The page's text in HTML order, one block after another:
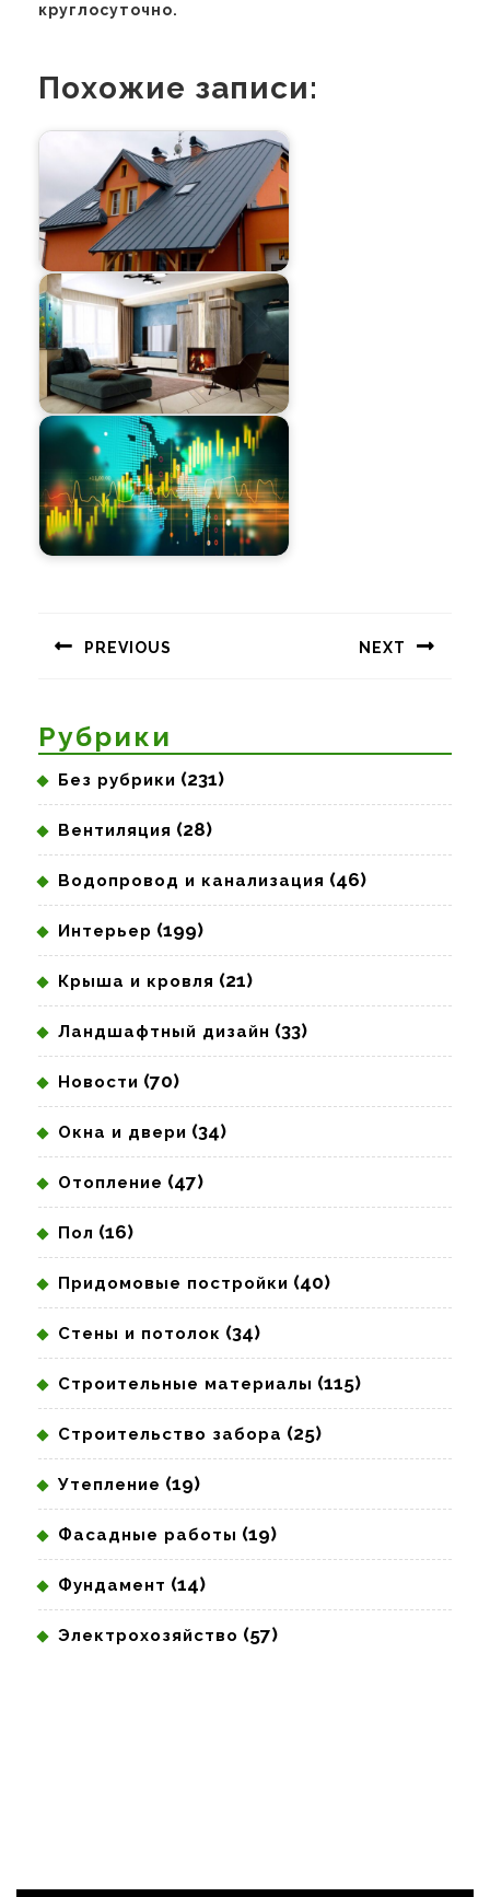
круглосуточно.
Похожие записи:
записям
PREVIOUS NEXT
Рубрики
Без рубрики (231)
Вентиляция (28)
Водопровод и канализация (46)
Интерьер (199)
Крыша и кровля (21)
Ландшафтный дизайн (33)
Новости (70)
Окна и двери (34)
Отопление (47)
Пол (16)
Придомовые постройки (40)
Стены и потолок (34)
Строительные материалы (115)
Строительство забора (25)
Утепление (19)
Фасадные работы (19)
Фундамент (14)
Электрохозяйство (57)